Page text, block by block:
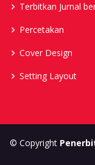
Terbitkan Jurnal
Percetakan
Cover Design
Setting Layout
© Copyright